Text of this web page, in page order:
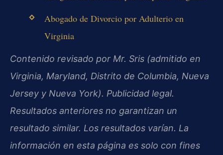
Abogado de Divorcio por Adulterio en
Virginia
Contenido revisado por Mr. Sris (admitido en
Virginia, Maryland, Distrito de Columbia, Nueva
Jersey y Nueva York). Publicidad legal.
Resultados anteriores no garantizan un
resultado similar. Los resultados varían. La
información en esta página es solo con fines